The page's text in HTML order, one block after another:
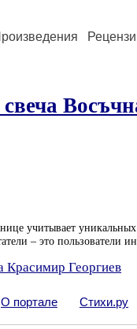
учитывает
– это пользователи
Красимир Георгиев
О портале Стихи.ру